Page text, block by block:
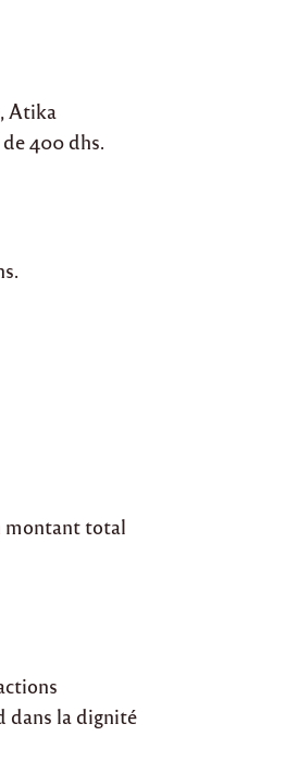
Atika
400 dhs.
montant total
dans la dignité